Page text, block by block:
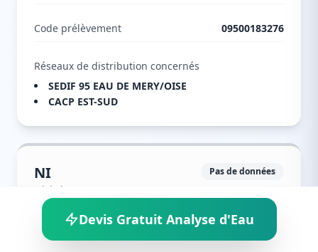
Devis Gratuit Analyse d'Eau
Code prélèvement 09500183276
Réseaux de distribution concernés
SEDIF 95 EAU DE MERY/OISE
CACP EST-SUD
NI
Nickel
Pas de données
Aucune analyse n'a été trouvée pour ce